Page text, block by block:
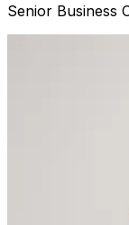
Senior Business